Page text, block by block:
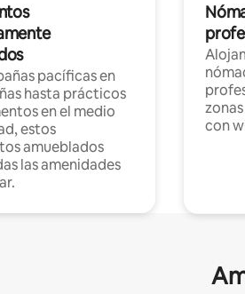
pacíficas en
hasta prácticos
en el medio
estos
amueblados
las amenidades
con